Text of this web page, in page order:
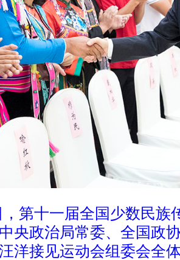
，第十一届全国少数民族
央政治局常委、全国政
洋接见运动会组委会全